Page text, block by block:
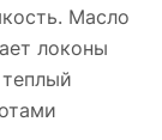
Масло
локоны